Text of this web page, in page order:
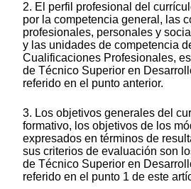
2. El perfil profesional del
por la competencia general, las
profesionales, personales y
y las unidades de competencia
Cualificaciones Profesionales,
de Técnico Superior en
referido en el punto anterior.
3. Los objetivos generales del
formativo, los objetivos de los
expresados en términos de
sus criterios de evaluación son
de Técnico Superior en
referido en el punto 1 de este